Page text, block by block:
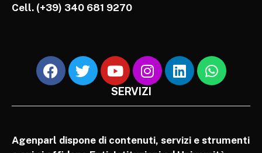
Cell. (+39) 340 681 9270
SERVIZI
Agenparl dispone di contenuti, servizi e strumenti